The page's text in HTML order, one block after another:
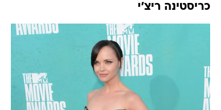
כריסטינה ריצ'י